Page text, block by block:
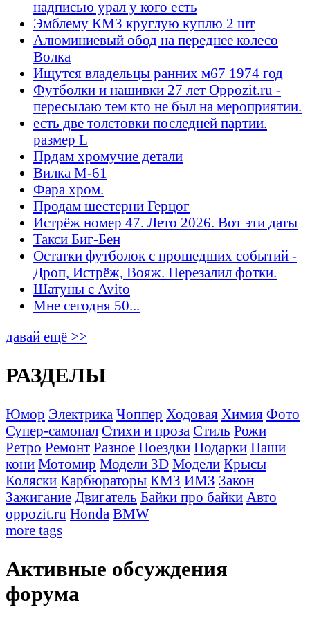
надписью урал у кого есть
Эмблему КМЗ круглую куплю 2 шт
Алюминиевый обод на переднее колесо
Волка
Ищутся владельцы ранних м67 1974 год
Футболки и нашивки 27 лет Oppozit.ru -
пересылаю тем кто не был на мероприятии.
есть две толстовки последней партии.
размер L
Прдам хромучие детали
Вилка М-61
Фара хром.
Продам шестерни Герцог
Истрёж номер 47. Лето 2026. Вот эти даты
Такси Биг-Бен
Остатки футболок с прошедших событий -
Дроп, Истрёж, Вояж. Перезалил фотки.
Шатуны с Avito
Мне сегодня 50...
давай ещё >>
РАЗДЕЛЫ
Юмор Электрика Чоппер Ходовая Химия Фото
Супер-самопал Стихи и проза Стиль Рожи
Ретро Ремонт Разное Поездки Подарки Наши
кони Мотомир Модели 3D Модели Крысы
Коляски Карбюраторы КМЗ ИМЗ Закон
Зажигание Двигатель Байки про байки Авто
oppozit.ru Honda BMW
more tags
Активные обсуждения
форума